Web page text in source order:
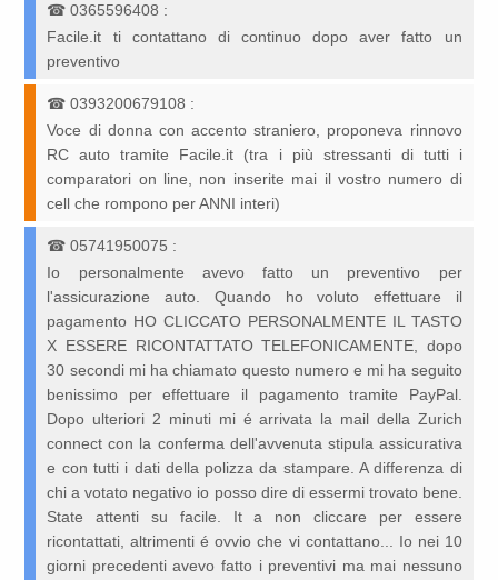
☎0365596408 :
Facile.it ti contattano di continuo dopo aver fatto un
preventivo
☎0393200679108 :
Voce di donna con accento straniero, proponeva rinnovo
RC auto tramite Facile.it (tra i più stressanti di tutti i
comparatori on line, non inserite mai il vostro numero di
cell che rompono per ANNI interi)
☎05741950075 :
Io personalmente avevo fatto un preventivo per
l'assicurazione auto. Quando ho voluto effettuare il
pagamento HO CLICCATO PERSONALMENTE IL TASTO
X ESSERE RICONTATTATO TELEFONICAMENTE, dopo
30 secondi mi ha chiamato questo numero e mi ha seguito
benissimo per effettuare il pagamento tramite PayPal.
Dopo ulteriori 2 minuti mi é arrivata la mail della Zurich
connect con la conferma dell'avvenuta stipula assicurativa
e con tutti i dati della polizza da stampare. A differenza di
chi a votato negativo io posso dire di essermi trovato bene.
State attenti su facile. It a non cliccare per essere
ricontattati, altrimenti é ovvio che vi contattano... Io nei 10
giorni precedenti avevo fatto i preventivi ma mai nessuno